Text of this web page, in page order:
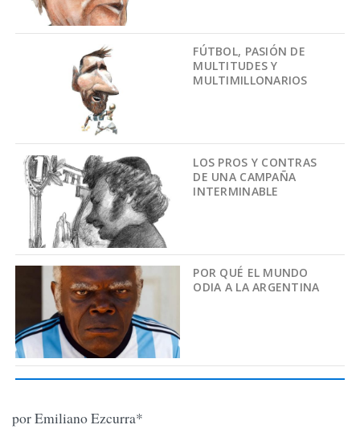
FÚTBOL, PASIÓN DE
MULTITUDES Y
MULTIMILLONARIOS
LOS PROS Y CONTRAS
DE UNA CAMPAÑA
INTERMINABLE
POR QUÉ EL MUNDO
ODIA A LA ARGENTINA
por Emiliano Ezcurra*